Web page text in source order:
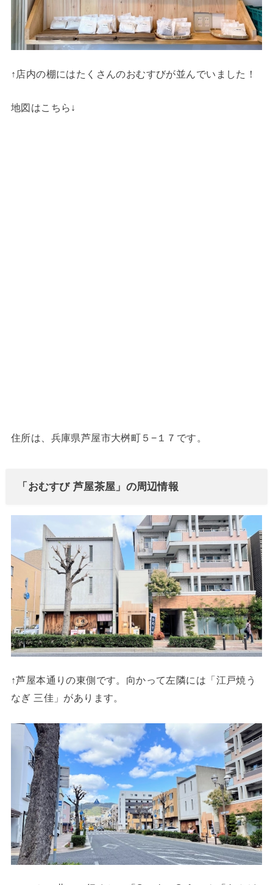
↑店内の棚にはたくさんのおむすびが並んでいました！
地図はこちら↓
住所は、兵庫県芦屋市大桝町５−１７です。
「おむすび 芦屋茶屋」の周辺情報
↑芦屋本通りの東側です。向かって左隣には「江戸焼う
なぎ 三佳」があります。